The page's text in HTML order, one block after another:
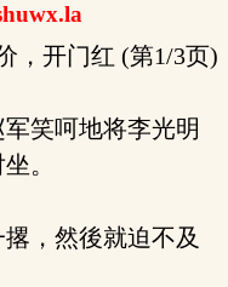
，开门红 (第1/3页)
笑呵地将李光明
。
，然後就迫不及